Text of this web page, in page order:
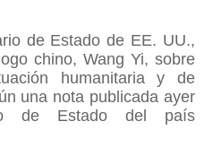
de Estado de EE. UU.,
chino, Wang Yi, sobre
humanitaria y de
una nota publicada ayer
de Estado del país